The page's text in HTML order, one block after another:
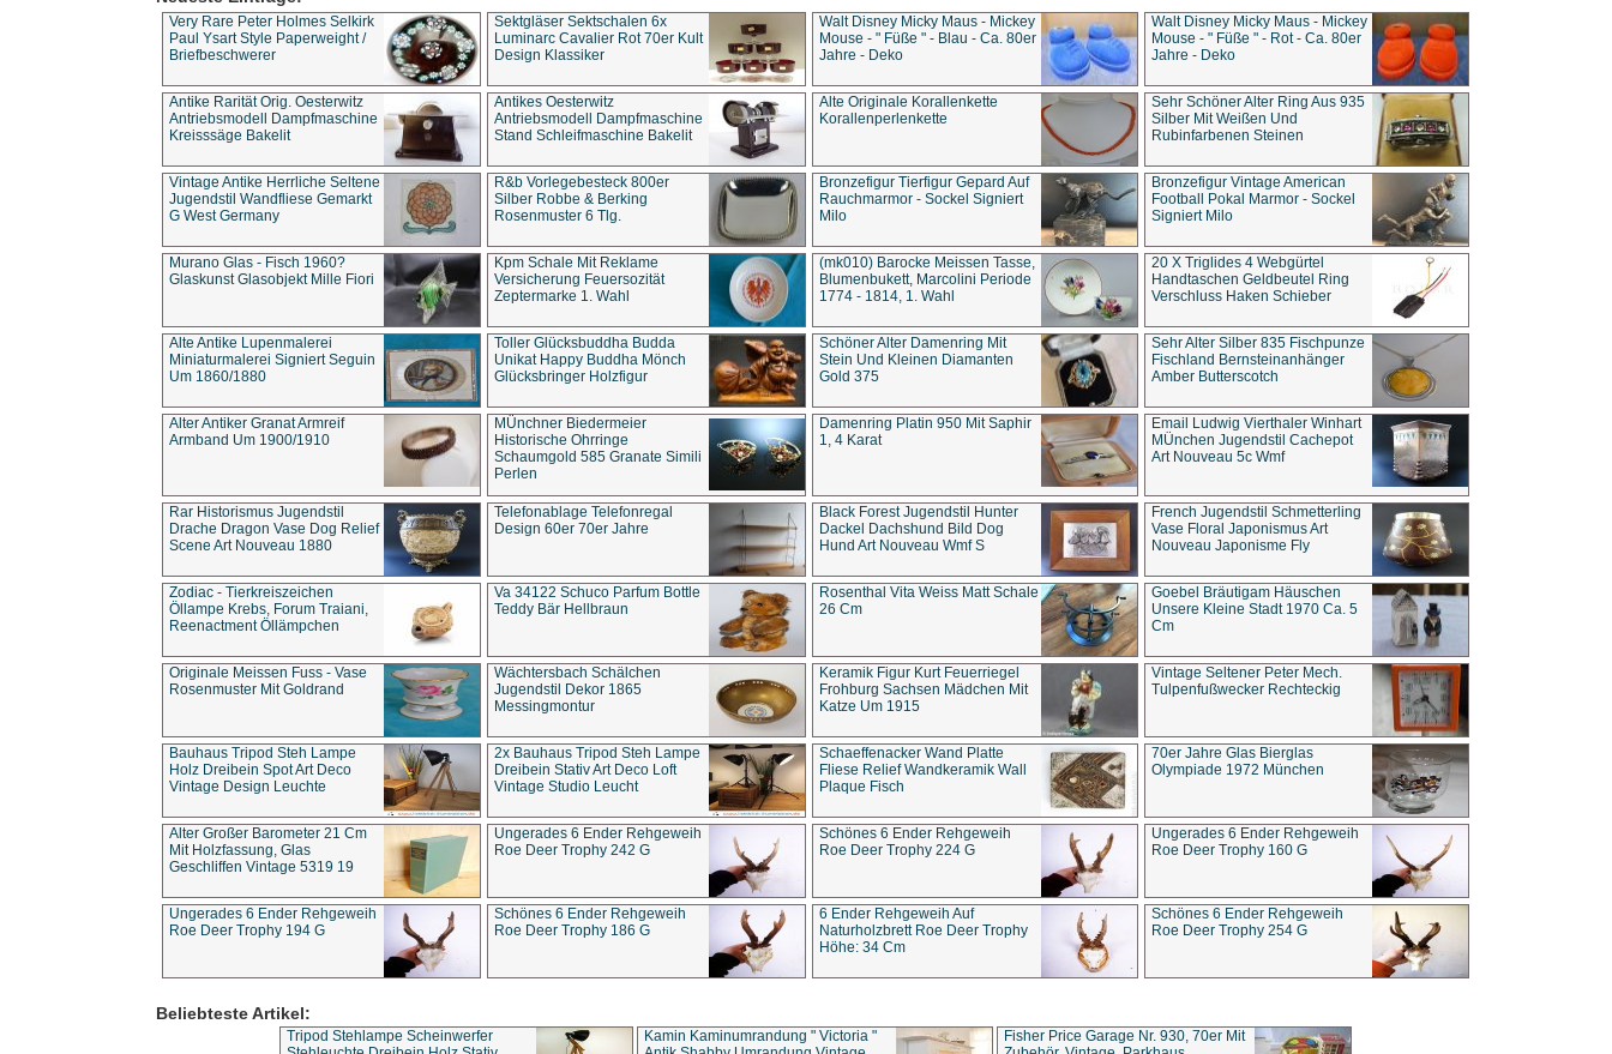
Very Rare Peter Holmes Selkirk
Paul Ysart Style Paperweight /
Briefbeschwerer
Sektgläser Sektschalen 6x
Luminarc Cavalier Rot 70er Kult
Design Klassiker
Walt Disney Micky Maus - Mickey
Mouse - " Füße " - Blau - Ca. 80er
Jahre - Deko
Walt Disney Micky Maus - Mickey
Mouse - " Füße " - Rot - Ca. 80er
Jahre - Deko
Antike Rarität Orig. Oesterwitz
Antriebsmodell Dampfmaschine
Kreisssäge Bakelit
Antikes Oesterwitz
Antriebsmodell Dampfmaschine
Stand Schleifmaschine Bakelit
Alte Originale Korallenkette
Korallenperlenkette
Sehr Schöner Alter Ring Aus 935
Silber Mit Weißen Und
Rubinfarbenen Steinen
Vintage Antike Herrliche Seltene
Jugendstil Wandfliese Gemarkt
G West Germany
R&b Vorlegebesteck 800er
Silber Robbe & Berking
Rosenmuster 6 Tlg.
Bronzefigur Tierfigur Gepard Auf
Rauchmarmor - Sockel Signiert
Milo
Bronzefigur Vintage American
Football Pokal Marmor - Sockel
Signiert Milo
Murano Glas - Fisch 1960?
Glaskunst Glasobjekt Mille Fiori
Kpm Schale Mit Reklame
Versicherung Feuersozität
Zeptermarke 1. Wahl
(mk010) Barocke Meissen Tasse,
Blumenbukett, Marcolini Periode
1774 - 1814, 1. Wahl
20 X Triglides 4 Webgürtel
Handtaschen Geldbeutel Ring
Verschluss Haken Schieber
Alte Antike Lupenmalerei
Miniaturmalerei Signiert Seguin
Um 1860/1880
Toller Glücksbuddha Budda
Unikat Happy Buddha Mönch
Glücksbringer Holzfigur
Schöner Alter Damenring Mit
Stein Und Kleinen Diamanten
Gold 375
Sehr Alter Silber 835 Fischpunze
Fischland Bernsteinanhänger
Amber Butterscotch
Alter Antiker Granat Armreif
Armband Um 1900/1910
MÜnchner Biedermeier
Historische Ohrringe
Schaumgold 585 Granate Simili
Perlen
Damenring Platin 950 Mit Saphir
1, 4 Karat
Email Ludwig Vierthaler Winhart
MÜnchen Jugendstil Cachepot
Art Nouveau 5c Wmf
Rar Historismus Jugendstil
Drache Dragon Vase Dog Relief
Scene Art Nouveau 1880
Telefonablage Telefonregal
Design 60er 70er Jahre
Black Forest Jugendstil Hunter
Dackel Dachshund Bild Dog
Hund Art Nouveau Wmf S
French Jugendstil Schmetterling
Vase Floral Japonismus Art
Nouveau Japonisme Fly
Zodiac - Tierkreiszeichen
Öllampe Krebs, Forum Traiani,
Reenactment Öllämpchen
Va 34122 Schuco Parfum Bottle
Teddy Bär Hellbraun
Rosenthal Vita Weiss Matt Schale
26 Cm
Goebel Bräutigam Häuschen
Unsere Kleine Stadt 1970 Ca. 5
Cm
Originale Meissen Fuss - Vase
Rosenmuster Mit Goldrand
Wächtersbach Schälchen
Jugendstil Dekor 1865
Messingmontur
Keramik Figur Kurt Feuerriegel
Frohburg Sachsen Mädchen Mit
Katze Um 1915
Vintage Seltener Peter Mech.
Tulpenfußwecker Rechteckig
Bauhaus Tripod Steh Lampe
Holz Dreibein Spot Art Deco
Vintage Design Leuchte
2x Bauhaus Tripod Steh Lampe
Dreibein Stativ Art Deco Loft
Vintage Studio Leucht
Schaeffenacker Wand Platte
Fliese Relief Wandkeramik Wall
Plaque Fisch
70er Jahre Glas Bierglas
Olympiade 1972 München
Alter Großer Barometer 21 Cm
Mit Holzfassung, Glas
Geschliffen Vintage 5319 19
Ungerades 6 Ender Rehgeweih
Roe Deer Trophy 242 G
Schönes 6 Ender Rehgeweih
Roe Deer Trophy 224 G
Ungerades 6 Ender Rehgeweih
Roe Deer Trophy 160 G
Ungerades 6 Ender Rehgeweih
Roe Deer Trophy 194 G
Schönes 6 Ender Rehgeweih
Roe Deer Trophy 186 G
6 Ender Rehgeweih Auf
Naturholzbrett Roe Deer Trophy
Höhe: 34 Cm
Schönes 6 Ender Rehgeweih
Roe Deer Trophy 254 G
Beliebteste Artikel:
Tripod Stehlampe Scheinwerfer
Kamin Kaminumrandung " Victoria "
Fisher Price Garage Nr. 930, 70er Mit